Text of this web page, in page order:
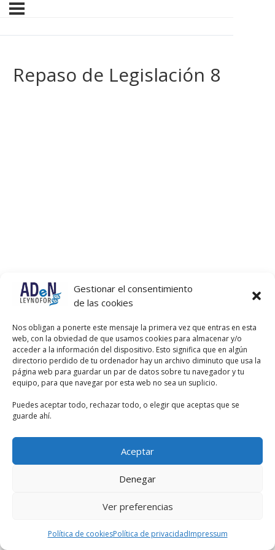
Gestionar el consentimiento
de las cookies
Nos obligan a ponerte este mensaje la primera vez que entras en esta
web, con la obviedad de que usamos cookies para almacenar y/o
acceder a la información del dispositivo. Esto significa que en algún
directorio perdido de tu ordenador hay un archivo diminuto que usa la
página web para guardar un par de datos sobre tu navegador y tu
equipo, para que navegar por esta web no sea un suplicio.
Puedes aceptar todo, rechazar todo, o elegir que aceptas que se
guarde ahí.
Aceptar
Denegar
Ver preferencias
Política de cookiesPolítica de privacidadImpressum
Repaso de Legislación 8